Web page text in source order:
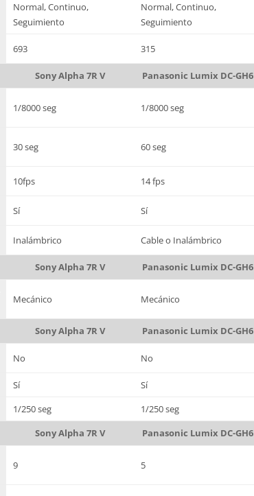
Normal, Continuo,
Seguimiento
Normal, Continuo,
Seguimiento
693 315
Sony Alpha 7R V
Panasonic Lumix DC-GH6
1/8000 seg 1/8000 seg
30 seg 60 seg
10fps 14 fps
Sí Sí
Inalámbrico Cable o Inalámbrico
Sony Alpha 7R V Panasonic Lumix DC-GH6
Mecánico Mecánico
Sony Alpha 7R V Panasonic Lumix DC-GH6
No No
Sí
Sí
1/250 seg
1/250 seg
Sony Alpha 7R V Panasonic Lumix DC-GH6
9 5